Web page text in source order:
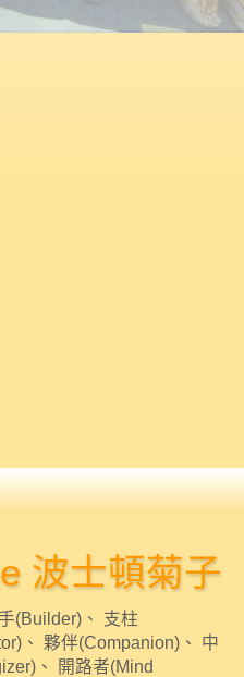
波士頓菊子
(Builder)、 支柱
、 夥伴(Companion)、 中
、 開路者(Mind